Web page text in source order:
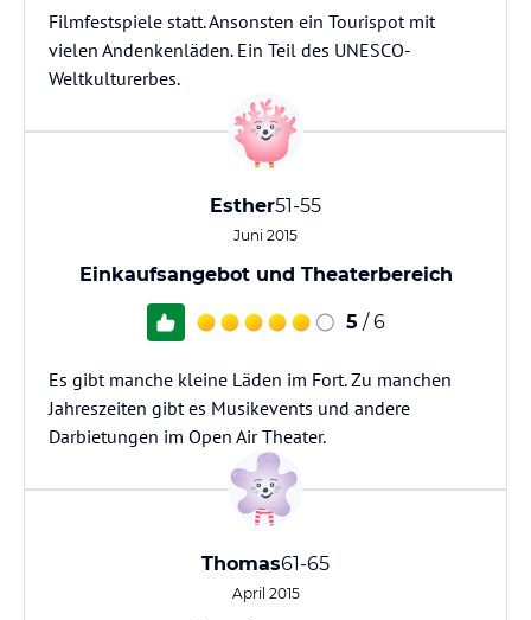
Filmfestspiele statt. Ansonsten ein Tourispot mit
vielen Andenkenläden. Ein Teil des UNESCO-
Weltkulturerbes.
Esther51-55
Juni 2015
Einkaufsangebot und Theaterbereich
5 / 6
Es gibt manche kleine Läden im Fort. Zu manchen
Jahreszeiten gibt es Musikevents und andere
Darbietungen im Open Air Theater.
Thomas61-65
April 2015